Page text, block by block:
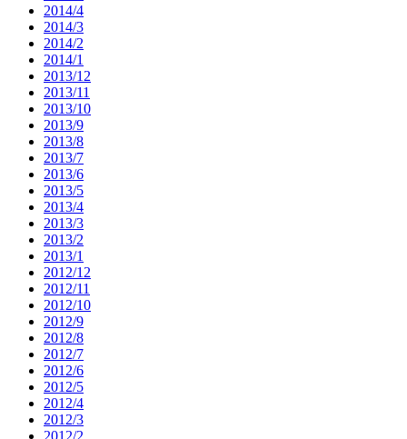
2014/4
2014/3
2014/2
2014/1
2013/12
2013/11
2013/10
2013/9
2013/8
2013/7
2013/6
2013/5
2013/4
2013/3
2013/2
2013/1
2012/12
2012/11
2012/10
2012/9
2012/8
2012/7
2012/6
2012/5
2012/4
2012/3
2012/2